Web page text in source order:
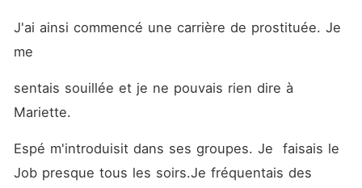
J'ai ainsi commencé une carrière de prostituée. Je
me
sentais souillée et je ne pouvais rien dire à
Mariette.
Espé m'introduisit dans ses groupes. Je  faisais le
Job presque tous les soirs.Je fréquentais des